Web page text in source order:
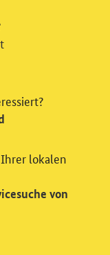
/ oder
Wir
um
Zusätzlich
lokalen
von